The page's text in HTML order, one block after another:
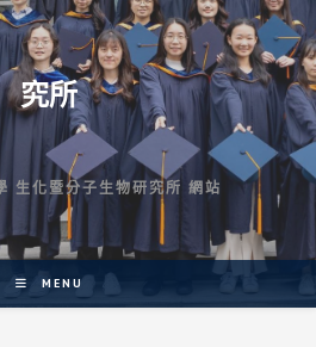
究所
生化暨分子生物研究所 網站
MENU